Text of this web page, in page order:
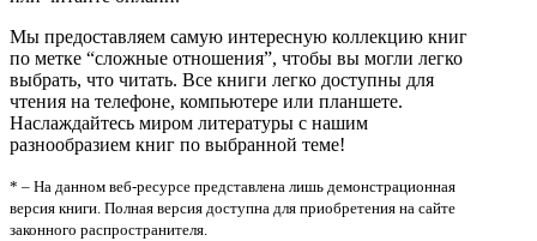
Мы предоставляем самую интересную коллекцию книг
по метке “сложные отношения”, чтобы вы могли легко
выбрать, что читать. Все книги легко доступны для
чтения на телефоне, компьютере или планшете.
Наслаждайтесь миром литературы с нашим
разнообразием книг по выбранной теме!
* – На данном веб-ресурсе представлена лишь демонстрационная
версия книги. Полная версия доступна для приобретения на сайте
законного распространителя.